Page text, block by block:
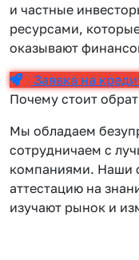
и частные
ресурсами,
оказывают
Заявка на
Почему стоит
Мы обладаем
сотрудничаем с
компаниями. Наши
аттестацию на
изучают рынок и